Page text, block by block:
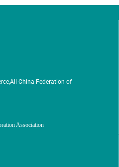
China Federation of
Association